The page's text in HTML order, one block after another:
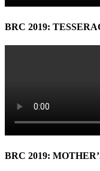
BRC 2019:
BRC 2019: